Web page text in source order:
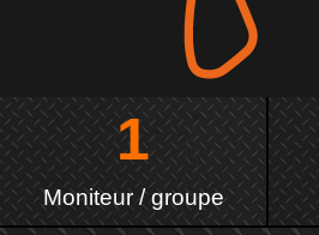
1
Moniteur / groupe